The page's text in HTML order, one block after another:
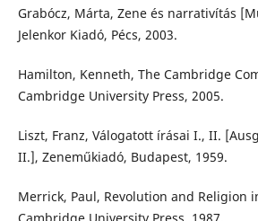
Grabócz, Márta, Zene és narrativítás
Jelenkor Kiadó, Pécs, 2003.
Hamilton, Kenneth, The Cambridge
Cambridge University Press, 2005.
Liszt, Franz, Válogatott írásai I., II.
II.], Zeneműkiadó, Budapest, 1959.
Merrick, Paul, Revolution and Religion